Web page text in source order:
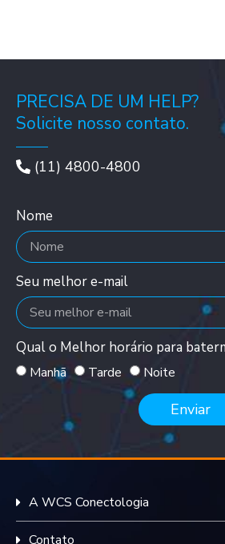
PRECISA DE UM HELP?
Solicite nosso contato.
(11) 4800-4800
Nome
Seu melhor e-mail
Qual o Melhor horário para
Manhã Tarde Noite
Enviar
A WCS Conectologia
Contato